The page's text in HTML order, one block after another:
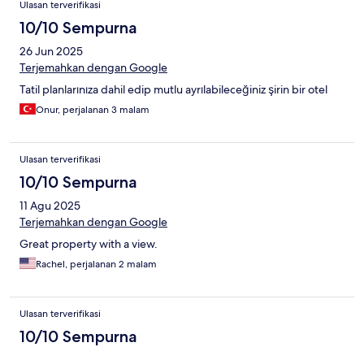
Ulasan terverifikasi
10/10 Sempurna
26 Jun 2025
Terjemahkan dengan Google
Tatil planlarınıza dahil edip mutlu ayrılabileceğiniz şirin bir otel
Onur, perjalanan 3 malam
Ulasan terverifikasi
10/10 Sempurna
11 Agu 2025
Terjemahkan dengan Google
Great property with a view.
Rachel, perjalanan 2 malam
Ulasan terverifikasi
10/10 Sempurna